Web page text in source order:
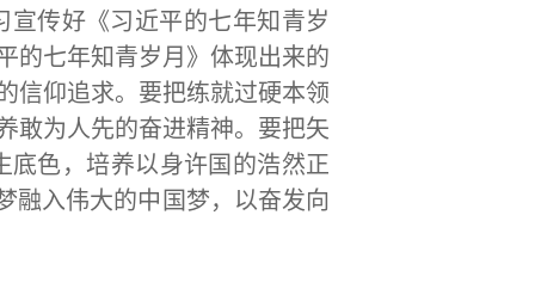
传好《习近平的七年知青岁
的七年知青岁月》体现出来的
信仰追求。要把练就过硬本领
敢为人先的奋进精神。要把矢
色，培养以身许国的浩然正
融入伟大的中国梦，以奋发向